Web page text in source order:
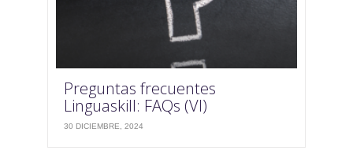
Preguntas frecuentes
Linguaskill: FAQs (VI)
30 DICIEMBRE, 2024